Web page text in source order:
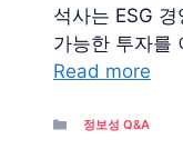
석사는 ESG
가능한 투자를
Read more
Categories
정보성 Q&A